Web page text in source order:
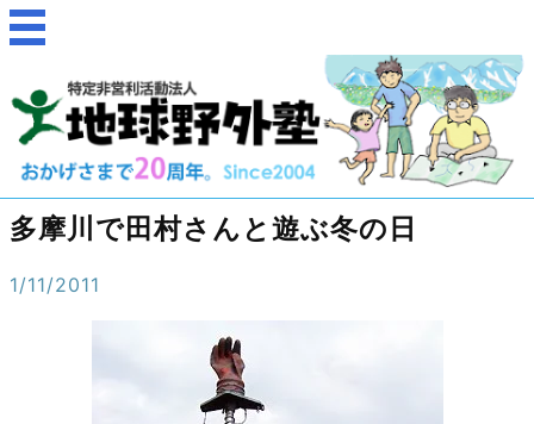
多摩川で田村さんと遊ぶ冬の日
1/11/2011